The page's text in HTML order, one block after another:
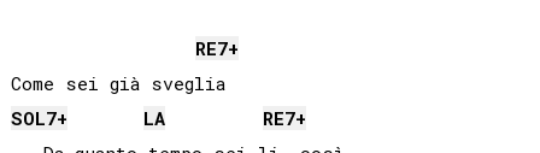
RE7+
Come sei già sveglia
SOL7+ LA RE7+